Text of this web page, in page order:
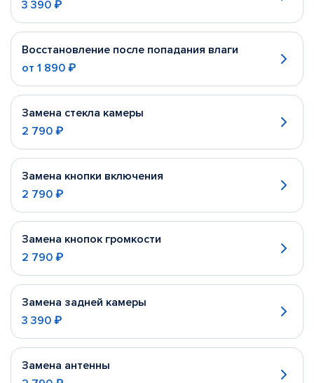
3 390 ₽
Восстановление после попадания влаги
от 1 890 ₽
Замена стекла камеры
2 790 ₽
Замена кнопки включения
2 790 ₽
Замена кнопок громкости
2 790 ₽
Замена задней камеры
3 390 ₽
Замена антенны